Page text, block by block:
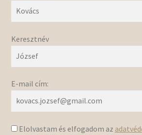
Keresztnév
E-mail cím:
Elolvastam és elfogadom az